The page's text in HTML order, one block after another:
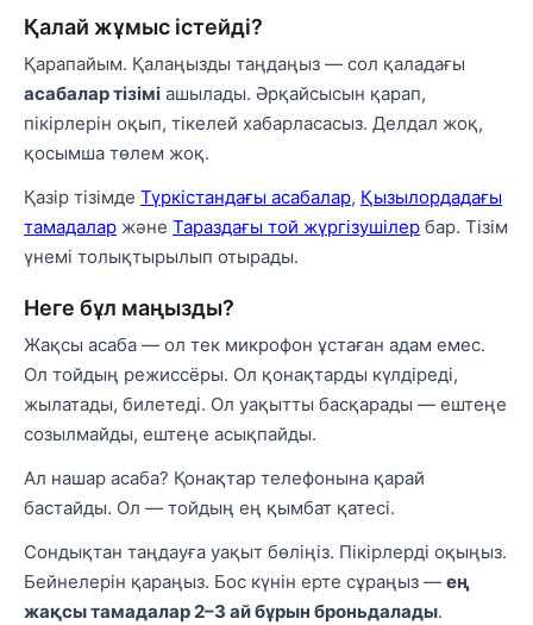
Қалай жұмыс істейді?
Қарапайым. Қалаңызды таңдаңыз — сол қаладағы
асабалар тізімі ашылады. Әрқайсысын қарап,
пікірлерін оқып, тікелей хабарласасыз. Делдал жоқ,
қосымша төлем жоқ.
Қазір тізімде Түркістандағы асабалар, Қызылордадағы
тамадалар және Тараздағы той жүргізушілер бар. Тізім
үнемі толықтырылып отырады.
Неге бұл маңызды?
Жақсы асаба — ол тек микрофон ұстаған адам емес.
Ол тойдың режиссёры. Ол қонақтарды күлдіреді,
жылатады, билетеді. Ол уақытты басқарады — ештеңе
созылмайды, ештеңе асықпайды.
Ал нашар асаба? Қонақтар телефонына қарай
бастайды. Ол — тойдың ең қымбат қатесі.
Сондықтан таңдауға уақыт бөліңіз. Пікірлерді оқыңыз.
Бейнелерін қараңыз. Бос күнін ерте сұраңыз — ең
жақсы тамадалар 2–3 ай бұрын броньдалады.